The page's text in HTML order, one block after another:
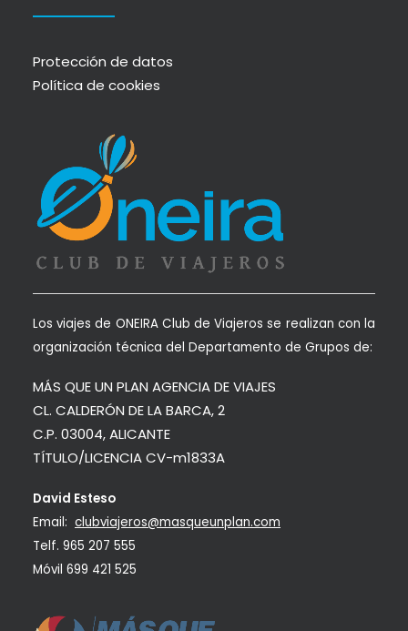
Protección de datos
Política de cookies
Los viajes de ONEIRA Club de Viajeros se realizan con la
organización técnica del Departamento de Grupos de:
MÁS QUE UN PLAN AGENCIA DE VIAJES
CL. CALDERÓN DE LA BARCA, 2
C.P. 03004, ALICANTE
TÍTULO/LICENCIA CV-m1833A
David Esteso
Email: clubviajeros@masqueunplan.com
Telf. 965 207 555
Móvil 699 421 525